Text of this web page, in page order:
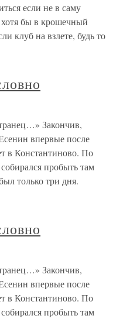
если не в саму
хотя бы в крошечный
клуб на взлете, будь то
Закончив,
впервые после
в Константиново. По
пробыть там
только три дня.
Закончив,
впервые после
в Константиново. По
пробыть там